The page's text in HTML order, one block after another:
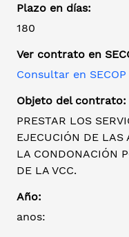
Plazo en días:
180
Ver contrato en
Consultar en SECOP
Objeto del contrato:
PRESTAR LOS
EJECUCIÓN DE LAS
LA CONDONACIÓN
DE LA VCC.
Año:
anos: